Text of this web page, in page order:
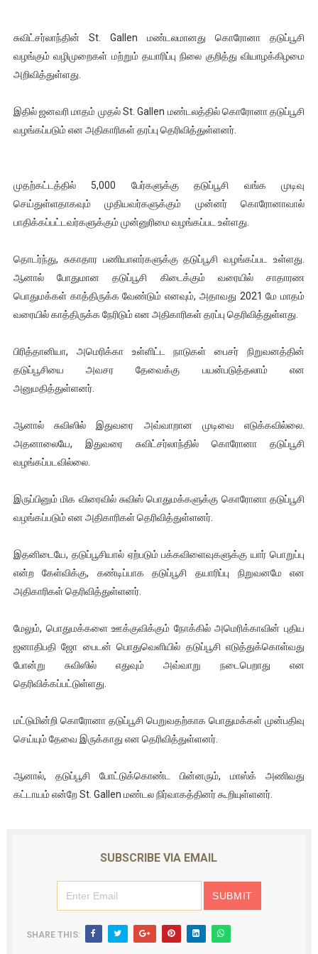
இளையராஜா – கமல் அவசர சந்திப்பு (படங்கள், விடியோ)
ஜனாதிபதி ஐக்கிய நாடுகளின் பொதுச் சபை கூட்டத்தில் இன்று
32 CM விநோத கன்றுக்குட்டி! (வீடியோ)
சுவிட்சர்லாந்தின் St. Gallen மண்டலமானது கொரோனா தடுப்பூசி
வழங்கும் வழிமுறைகள் மற்றும் தயாரிப்பு நிலை குறித்து வியாழக்கிழமை
அறிவித்துள்ளது.
இதில் ஜனவரி மாதம் முதல் St. Gallen மண்டலத்தில் கொரோனா தடுப்பூசி
வழங்கப்படும் என அதிகாரிகள் தரப்பு தெரிவித்துள்ளனர்.
முதற்கட்டத்தில் 5,000 பேர்களுக்கு தடுப்பூசி வங்க முடிவு
செய்துள்ளதாகவும் முதியவர்களுக்கும் முன்னர் கொரோனாவால்
பாதிக்கப்பட்டவர்களுக்கும் முன்னுரிமை வழங்கப்பட உள்ளது.
தொடர்ந்து, சுகாதார பணியாளர்களுக்கு தடுப்பூசி வழங்கப்பட உள்ளது.
ஆனால் போதுமான தடுப்பூசி கிடைக்கும் வரையில் சாதாரண
பொதுமக்கள் காத்திருக்க வேண்டும் எனவும், அதாவது 2021 மே மாதம்
வரையில் காத்திருக்க நேரிடும் என அதிகாரிகள் தரப்பு தெரிவித்துள்ளது.
பிரித்தானியா, அமெரிக்கா உள்ளிட்ட நாடுகள் பைசர் நிறுவனத்தின்
தடுப்பூசியை அவசர தேவைக்கு பயன்படுத்தலாம் என
அனுமதித்துள்ளனர்.
ஆனால் சுவிஸில் இதுவரை அவ்வாறான முடிவை எடுக்கவில்லை.
அதனாலையே, இதுவரை சுவிட்சர்லாந்தில் கொரோனா தடுப்பூசி
வழங்கப்படவில்லை.
இருப்பினும் மிக விரைவில் சுவிஸ் பொதுமக்களுக்கு கொரோனா தடுப்பூசி
வழங்கப்படும் என அதிகாரிகள் தெரிவித்துள்ளனர்.
இதனிடையே, தடுப்பூசியால் ஏற்படும் பக்கவிளைவுகளுக்கு யார் பொறுப்பு
என்ற கேள்விக்கு, கண்டிப்பாக தடுப்பூசி தயாரிப்பு நிறுவனமே என
அதிகாரிகள் தெரிவித்துள்ளனர்.
மேலும், பொதுமக்களை ஊக்குவிக்கும் நோக்கில் அமெரிக்காவின் புதிய
ஜனாதிபதி ஜோ பைடன் பொதுவெளியில் தடுப்பூசி எடுத்துக்கொள்வது
போன்று சுவிஸில் எதுவும் அவ்வாறு நடைபெறாது என
தெரிவிக்கப்பட்டுள்ளது.
மட்டுமின்றி கொரோனா தடுப்பூசி பெறுவதற்காக பொதுமக்கள் முன்பதிவு
செய்யும் தேவை இருக்காது என தெரிவித்துள்ளனர்.
ஆனால், தடுப்பூசி போட்டுக்கொண்ட பின்னரும், மாஸ்க் அணிவது
கட்டாயம் என்றே St. Gallen மண்டல நிர்வாகத்தினர் கூறியுள்ளனர்.
SUBSCRIBE VIA EMAIL
SHARE THIS: